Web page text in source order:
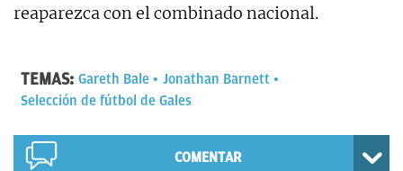
reaparezca con el combinado nacional.
TEMAS: Gareth Bale
Jonathan Barnett
Selección de fútbol de Gales
COMENTAR